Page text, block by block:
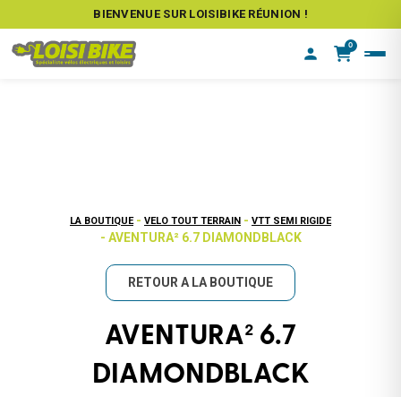
BIENVENUE SUR LOISIBIKE RÉUNION !
0
LA BOUTIQUE - VELO TOUT TERRAIN - VTT SEMI RIGIDE
- AVENTURA² 6.7 DIAMONDBLACK
RETOUR A LA BOUTIQUE
AVENTURA² 6.7
DIAMONDBLACK